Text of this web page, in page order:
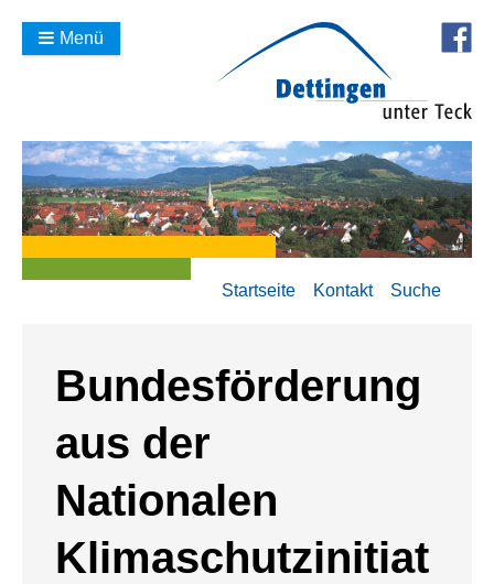
Menü
Startseite Kontakt Suche
Bundesförderung
aus der
Nationalen
Klimaschutzinitiat